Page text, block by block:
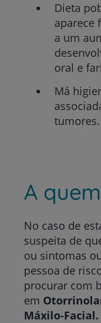
Dieta
aparece
a um
oral e
Má
tumores.
A
No caso de
suspeita de
ou sintomas
pessoa de
procurar com
em
Máxilo-Facial.